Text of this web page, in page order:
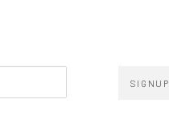
SIGNUP